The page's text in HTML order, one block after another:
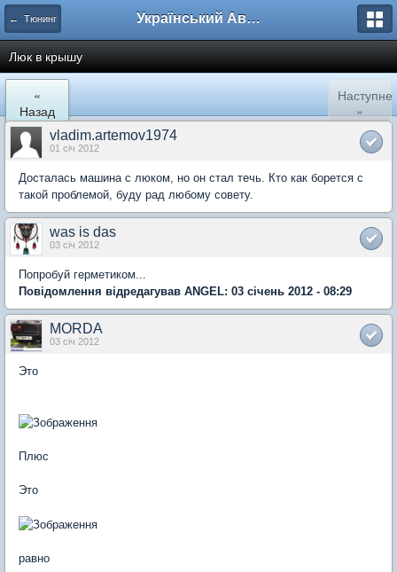
← Тюнинг Український Автоклуб ВАЗ
Люк в крышу
«
Назад
Наступне
»
vladim.artemov1974
01 січ 2012
Досталась машина с люком, но он стал течь. Кто как борется с
такой проблемой, буду рад любому совету.
was is das
03 січ 2012
Попробуй герметиком...
Повідомлення відредагував ANGEL: 03 січень 2012 - 08:29
MORDA
03 січ 2012
Это
Плюс
Это
равно